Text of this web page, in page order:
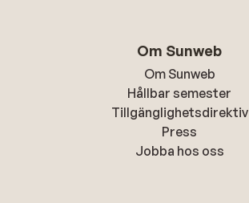
Om Sunweb
Om Sunweb
Hållbar semester
Tillgänglighetsdirektiv
Press
Jobba hos oss